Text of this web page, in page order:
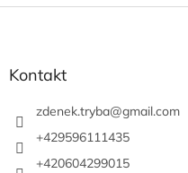
Kontakt
zdenek.tryba@gmail.com
+429596111435
+420604299015